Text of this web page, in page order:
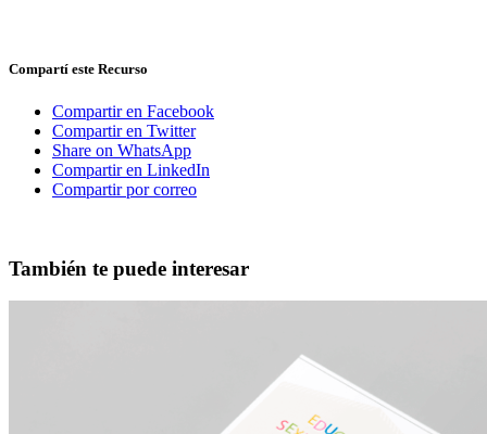
Compartí este Recurso
Compartir en Facebook
Compartir en Twitter
Share on WhatsApp
Compartir en LinkedIn
Compartir por correo
También te puede interesar